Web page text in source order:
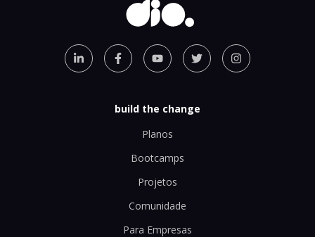
build the change
Planos
Bootcamps
Projetos
Comunidade
Para Empresas